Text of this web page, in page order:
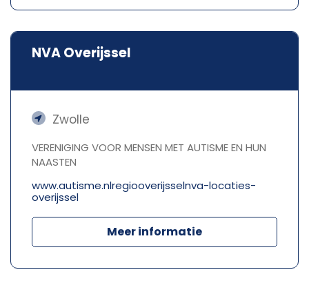
NVA Overijssel
Zwolle
VERENIGING VOOR MENSEN MET AUTISME EN HUN
NAASTEN
www.autisme.nlregiooverijsselnva-locaties-
overijssel
Meer informatie